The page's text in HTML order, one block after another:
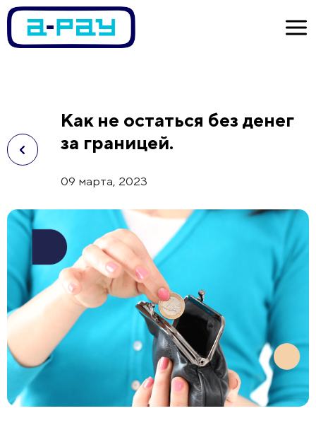
Как не остаться без денег
за границей.
09 марта, 2023